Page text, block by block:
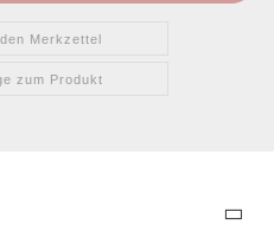
Merkzettel
zum Produkt